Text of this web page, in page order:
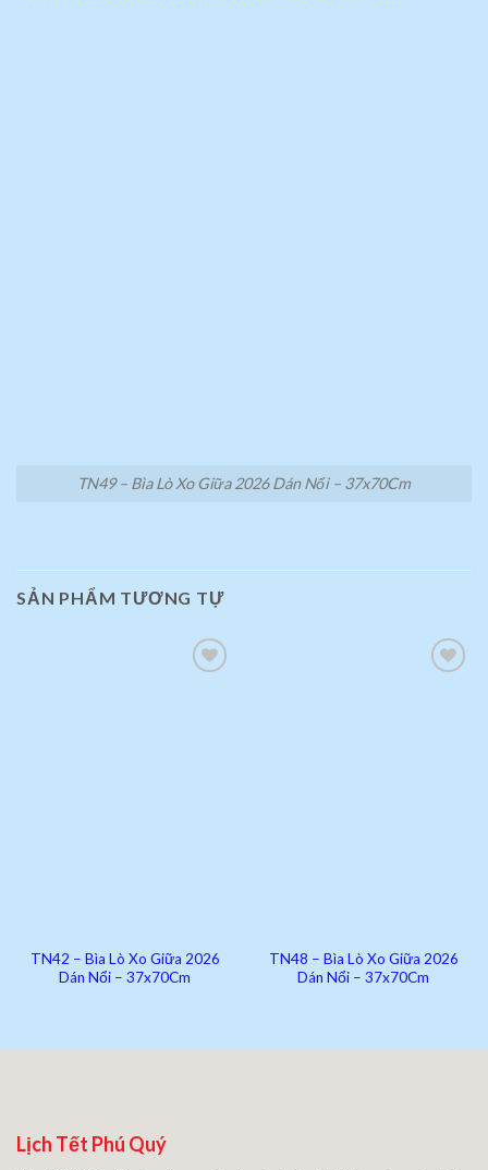
TN49 – Bìa Lò Xo Giữa 2026 Dán Nổi – 37x70Cm
SẢN PHẨM TƯƠNG TỰ
TN42 – Bìa Lò Xo Giữa 2026
Dán Nổi – 37x70Cm
TN48 – Bìa Lò Xo Giữa 2026
Dán Nổi – 37x70Cm
Lịch Tết Phú Quý